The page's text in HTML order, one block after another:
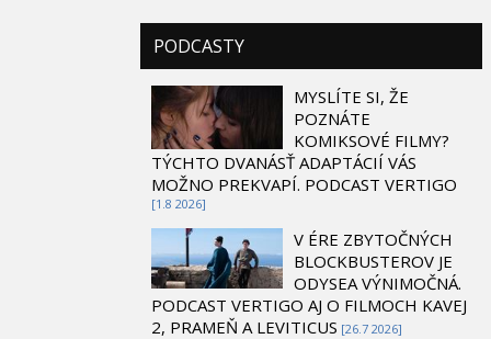
PODCASTY
MYSLÍTE SI, ŽE
POZNÁTE
KOMIKSOVÉ FILMY?
TÝCHTO DVANÁSŤ ADAPTÁCIÍ VÁS
MOŽNO PREKVAPÍ. PODCAST VERTIGO
[1.8 2026]
V ÉRE ZBYTOČNÝCH
BLOCKBUSTEROV JE
ODYSEA VÝNIMOČNÁ.
PODCAST VERTIGO AJ O FILMOCH KAVEJ
2, PRAMEŇ A LEVITICUS [26.7 2026]